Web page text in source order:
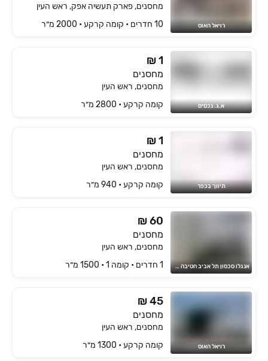
רויאל האוס
מחסנים, פארק תעשיה אפק, ראש העין
10 חדרים • קומה ‎קרקע‏ • 2000 מ״ר
א.ג. נכסים
₪ 1
מחסנים
מחסנים, ראש העין
קומה ‎קרקע‏ • 2800 מ״ר
תיווך בכפר
₪ 1
מחסנים
מחסנים, ראש העין
קומה ‎קרקע‏ • 940 מ״ר
אנגלו סכסון תל אביב חטיבה מסחרית
₪ 60
מחסנים
מחסנים, ראש העין
1 חדרים • קומה ‎1‏ • 1500 מ״ר
רויאל האוס
₪ 45
מחסנים
מחסנים, ראש העין
קומה ‎קרקע‏ • 1300 מ״ר